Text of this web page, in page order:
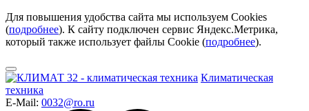
Для повышения удобства сайта мы используем Cookies
(подробнее). К сайту подключен сервис Яндекс.Метрика,
который также использует файлы Cookie (подробнее).
Климатическая
техника
E-Mail: 0032@ro.ru